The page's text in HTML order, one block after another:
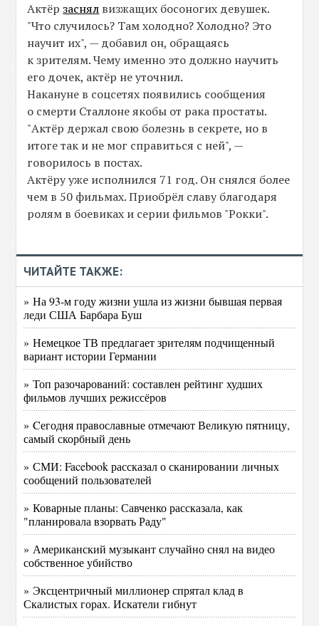
Актёрзаснял визжащих босоногих девушек.
"Что случилось? Там холодно? Холодно? Это
научит их", — добавил он, обращаясь
к зрителям. Чему именно это должно научить
его дочек, актёр не уточнил.
Накануне в соцсетях появились сообщения
о смерти Сталлоне якобы от рака простаты.
"Актёр держал свою болезнь в секрете, но в
итоге так и не мог справиться с ней", —
говорилось в постах.
Актёру уже исполнился 71 год. Он снялся более
чем в 50 фильмах. Приобрёл славу благодаря
ролям в боевиках и серии фильмов "Рокки".
ЧИТАЙТЕ ТАКЖЕ:
» На 93-м году жизни ушла из жизни бывшая первая
леди США Барбара Буш
» Немецкое ТВ предлагает зрителям подчищенный
вариант истории Германии
» Топ разочарований: составлен рейтинг худших
фильмов лучших режиссёров
» Cегодня православные отмечают Великую пятницу,
самый скорбный день
» СМИ: Facebook рассказал о сканировании личных
сообщений пользователей
» Коварные планы: Савченко рассказала, как
"планировала взорвать Раду"
» Американский музыкант случайно снял на видео
собственное убийство
» Эксцентричный миллионер спрятал клад в
Скалистых горах. Искатели гибнут